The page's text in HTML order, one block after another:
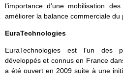
l’importance d’une mobilisation
améliorer la balance commerciale du
EuraTechnologies
EuraTechnologies est l’un des
développés et connus en France
a été ouvert en 2009 suite à une